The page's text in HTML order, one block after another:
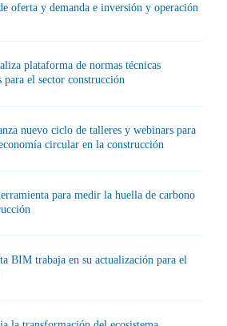
oferta y demanda e inversión y operación
plataforma de normas técnicas
para el sector construcción
nuevo ciclo de talleres y webinars para
circular en la construcción
para medir la huella de carbono
BIM trabaja en su actualización para el